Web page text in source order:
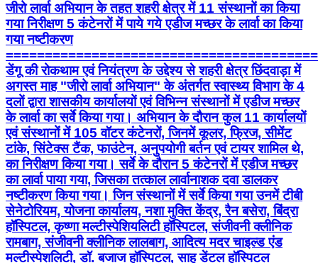
जीरो लार्वा अभियान के तहत शहरी क्षेत्र में 11 संस्थानों का किया
गया निरीक्षण 5 कंटेनरों में पाये गये एडीज मच्छर के लार्वा का किया
गया नष्टीकरण
डेंगू की रोकथाम एवं नियंत्रण के उद्देश्य से शहरी क्षेत्र छिंदवाड़ा में
अगस्त माह "जीरो लार्वा अभियान" के अंतर्गत स्वास्थ्य विभाग के 4
दलों द्वारा शासकीय कार्यालयों एवं विभिन्न संस्थानों में एडीज मच्छर
के लार्वा का सर्वे किया गया। अभियान के दौरान कुल 11 कार्यालयों
एवं संस्थानों में 105 वॉटर कंटेनरों, जिनमें कूलर, फ्रिज, सीमेंट
टांके, सिंटेक्स टैंक, फाउंटेन, अनुपयोगी बर्तन एवं टायर शामिल थे,
का निरीक्षण किया गया। सर्वे के दौरान 5 कंटेनरों में एडीज मच्छर
का लार्वा पाया गया, जिसका तत्काल लार्वानाशक दवा डालकर
नष्टीकरण किया गया। जिन संस्थानों में सर्वे किया गया उनमें टीबी
सेनेटोरियम, योजना कार्यालय, नशा मुक्ति केंद्र, रैन बसेरा, बिंद्रा
हॉस्पिटल, कृष्णा मल्टीस्पेशियलिटी हॉस्पिटल, संजीवनी क्लीनिक
रामबाग, संजीवनी क्लीनिक लालबाग, आदित्य मदर चाइल्ड एंड
मल्टीस्पेशलिटी, डॉ. बजाज हॉस्पिटल, साहू डेंटल हॉस्पिटल